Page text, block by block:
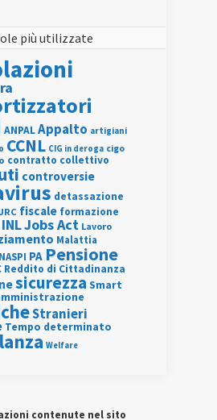
più utilizzate
ANPALAppalto artigiani
CCNL CIG in deroga cigo
contratto collettivo
controversie
detassazione
fiscale formazione
INLJobs Act Lavoro
Malattia
NASPI PA Pensione
Reddito di Cittadinanza
sicurezza Smart
Stranieri
Tempo determinato
Welfare
contenute nel sito